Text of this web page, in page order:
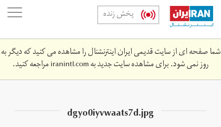
Skip
main
content
پخش زنده
شما صفحه ای از سایت قدیمی ایران اینترنشنال را مشاهده می کنید که دیگر به
روز نمی شود. برای مشاهده سایت جدید بهiranintl.comمراجعه کنید.
dgyo0iyvwaats7d.jpg